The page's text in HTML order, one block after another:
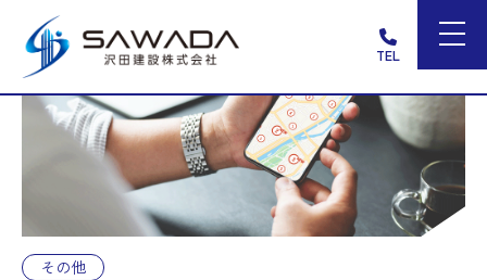
TEL
その他